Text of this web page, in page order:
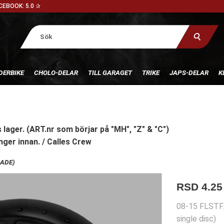
5.0 ✰
CHOLO-DELAR TILL GARAGET TRIKE JAPS-DELAR
(ART.nr som börjar på "MH", "Z" & "C")
innan. / Calles Crew
RSD
08-15
single disc)